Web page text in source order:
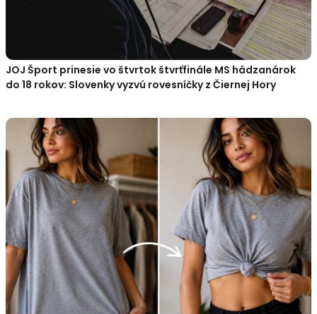
JOJ Šport prinesie vo štvrtok štvrťfinále MS hádzanárok
do 18 rokov: Slovenky vyzvú rovesníčky z Čiernej Hory